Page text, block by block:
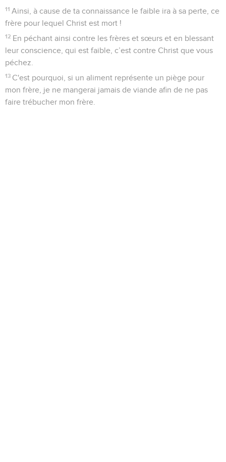
11 Ainsi, à cause de ta connaissance le faible ira à sa perte, ce
frère pour lequel Christ est mort !
12 En péchant ainsi contre les frères et sœurs et en blessant
leur conscience, qui est faible, c’est contre Christ que vous
péchez.
13 C'est pourquoi, si un aliment représente un piège pour
mon frère, je ne mangerai jamais de viande afin de ne pas
faire trébucher mon frère.